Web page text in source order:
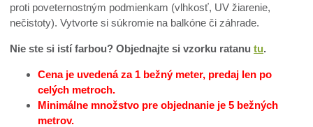
proti poveternostným podmienkam (vlhkosť, UV žiarenie,
nečistoty). Vytvorte si súkromie na balkóne či záhrade.
Nie ste si istí farbou? Objednajte si vzorku ratanutu.
Cena je uvedená za 1 bežný meter, predaj len po
celých metroch.
Minimálne množstvo pre objednanie je 5 bežných
metrov.